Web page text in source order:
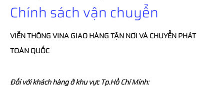
Chính sách vận chuyển
VIỄN THÔNGVINAGIAO HÀNG TẬN NƠI VÀ CHUYỂN PHÁT
TOÀN QUỐC
Đối với khách hàng ở khu vực Tp.Hồ Chí Minh: